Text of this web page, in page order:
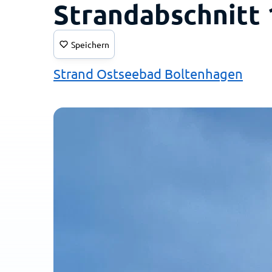
Strandabschnitt
Speichern
Strand Ostseebad Boltenhagen